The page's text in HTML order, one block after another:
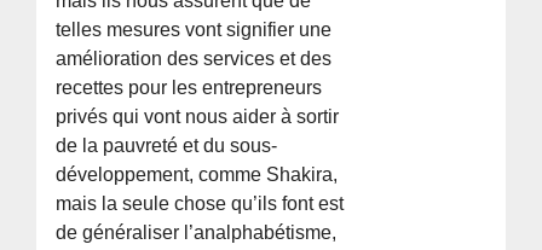
telles mesures vont signifier une
amélioration des services et des
recettes pour les entrepreneurs
privés qui vont nous aider à sortir
de la pauvreté et du sous-
développement, comme Shakira,
mais la seule chose qu’ils font est
de généraliser l’analphabétisme,